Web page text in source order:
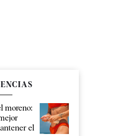
moreno:
el